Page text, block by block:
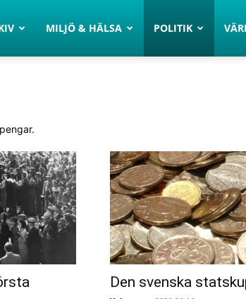
MILJÖ & HÄLSA POLITIK
Den svenska